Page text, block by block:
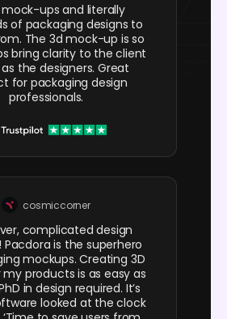
ups and literally
of packaging designs to
The 3d mock-up is so
bring clarity to the client
the designers. Great
for packaging design
professionals.
cosmiccorner
complicated design
is the superhero
mockups. Creating 3D
products is as easy as
in design required. It’s
looked at the clock